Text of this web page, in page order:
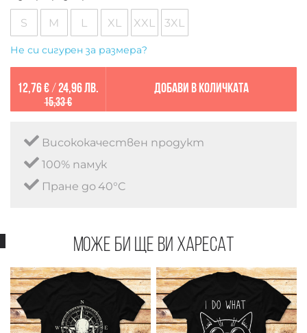
S M L XL XXL 3XL
Не си сигурен за размера?
12,76 €/ 24,96 лв.
15,33 €
Добави в количката
Висококачествен продукт
100% памук
Пране до 40°C
Може би ще ви харесат